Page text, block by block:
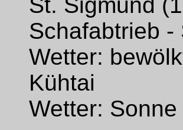
Schafabtrieb -
Wetter:
Kühtai
Wetter: